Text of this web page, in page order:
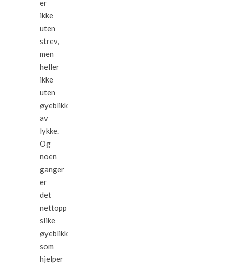
er
ikke
uten
strev,
men
heller
ikke
uten
øyeblikk
av
lykke.
Og
noen
ganger
er
det
nettopp
slike
øyeblikk
som
hjelper